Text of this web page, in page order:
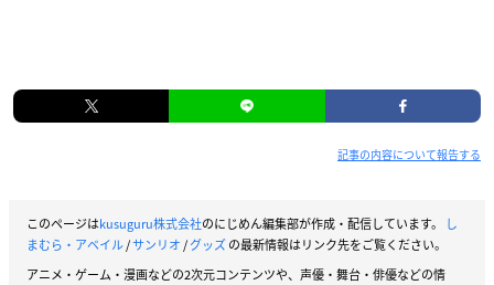
記事の内容について報告する
このページはkusuguru株式会社のにじめん編集部が作成・配信しています。
し
まむら・アベイル/サンリオ/グッズの最新情報はリンク先をご覧ください。
アニメ・ゲーム・漫画などの2次元コンテンツや、声優・舞台・俳優などの情